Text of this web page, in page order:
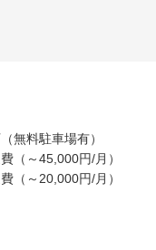
無料駐車場有）
（～45,000円/月）
（～20,000円/月）